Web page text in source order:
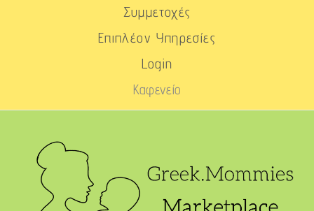
Συμμετοχές
Επιπλέον Υπηρεσίες
Login
Καφενείο